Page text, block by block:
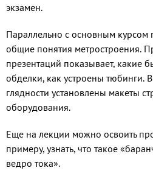
экзамен.
Параллельно с основным кур­сом
об­щие понятия метростроения.
презентаций показывает, какие
обделки, как устрое­ны тюбинги.
глядности установлены макеты
обору­дования.
Еще на лекции можно освоить
при­меру, узнать, что такое
ведро тока».